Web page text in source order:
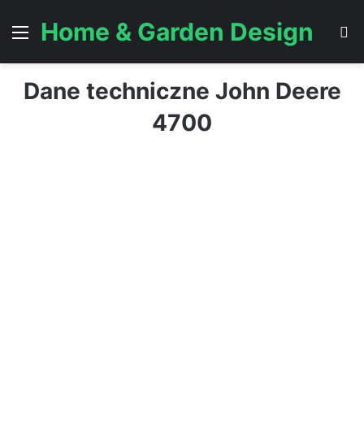
Menu
Home & Garden Design
Dane techniczne John Deere
4700